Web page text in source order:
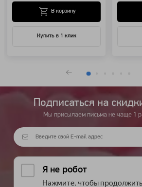
Купить в 1 клик
В корзину
Подписаться на
Мы присылаем письма не чаще 1